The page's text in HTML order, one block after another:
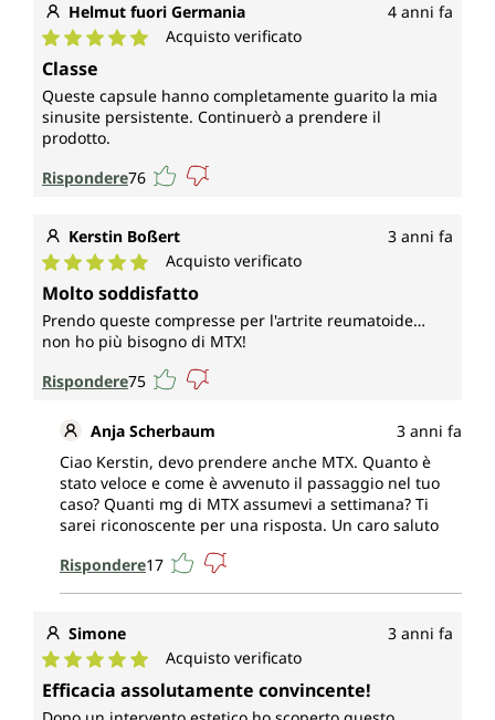
Helmut fuori Germania 4 anni fa
Valutazione media di 5 su 5 stelle
Acquisto verificato
Classe
Queste capsule hanno completamente guarito la mia
sinusite persistente. Continuerò a prendere il
prodotto.
Rispondere76
Kerstin Boßert 3 anni fa
Valutazione media di 5 su 5 stelle
Acquisto verificato
Molto soddisfatto
Prendo queste compresse per l'artrite reumatoide…
non ho più bisogno di MTX!
Rispondere75
Anja Scherbaum
3 anni fa
Ciao Kerstin, devo prendere anche MTX. Quanto è
stato veloce e come è avvenuto il passaggio nel tuo
caso? Quanti mg di MTX assumevi a settimana? Ti
sarei riconoscente per una risposta. Un caro saluto
Rispondere17
Simone 3 anni fa
Valutazione media di 5 su 5 stelle
Acquisto verificato
Efficacia assolutamente convincente!